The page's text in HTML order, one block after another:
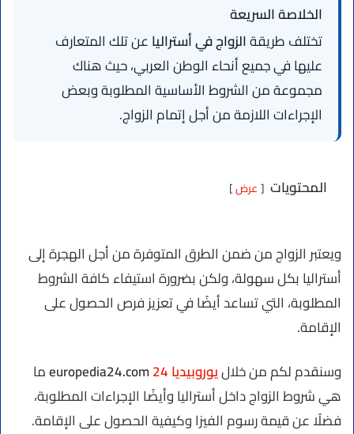
الخلاصة السريعة
تختلف طريقةالزواج في أسترالياعن تلك المتعارف
عليها في جميع أنحاء الوطن العربي، حيث هناك
مجموعة من الشروط الأساسية المطلوبة وبعض
الإجراءات اللازمة من أجل إتمام الزواج.
المحتويات عرض
ويعتبر الزواج من ضمن الطرق المتوفرة من أجل الهجرة إلى
أستراليا بكل سهولة، ولكن بضرورة استيفاء كافة الشروط
المطلوبة، التي تساعد أيضًا في تعزيز فرص الحصول على
الإقامة.
وسنقدم لكم من خلاليوروبيديا 24
ما
هي شروط الزواج داخل أستراليا وأيضًا الإجراءات المطلوبة،
فضلًا عن قيمة رسوم الفيزا وكيفية الحصول على الإقامة.